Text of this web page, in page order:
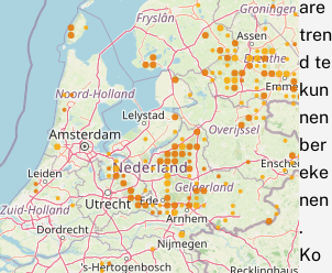
are
tren
d te
kun
nen
ber
eke
nen
.
Ko